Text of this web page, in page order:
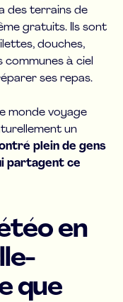
des terrains de
gratuits. Ils sont
douches,
communes à ciel
ses repas.
monde voyage
un
plein de gens
partagent ce
en
que